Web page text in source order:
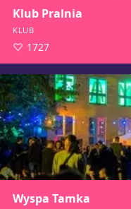
Klub Pralnia
KLUB
1727
Wyspa Tamka